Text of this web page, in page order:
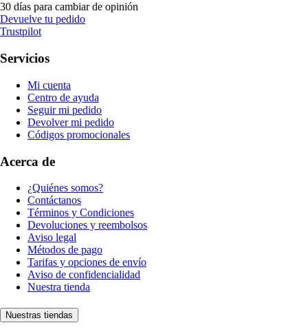
30 días para cambiar de opinión
Devuelve tu pedido
Trustpilot
Servicios
Mi cuenta
Centro de ayuda
Seguir mi pedido
Devolver mi pedido
Códigos promocionales
Acerca de
¿Quiénes somos?
Contáctanos
Términos y Condiciones
Devoluciones y reembolsos
Aviso legal
Métodos de pago
Tarifas y opciones de envío
Aviso de confidencialidad
Nuestra tienda
Nuestras tiendas